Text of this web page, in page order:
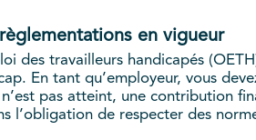
en vigueur
des travailleurs handicapés
En tant qu’employeur, vous
pas atteint, une contribution
l’obligation de respecter des